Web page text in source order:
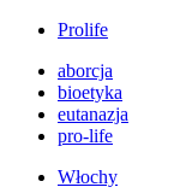
Prolife
aborcja
bioetyka
eutanazja
pro-life
Włochy